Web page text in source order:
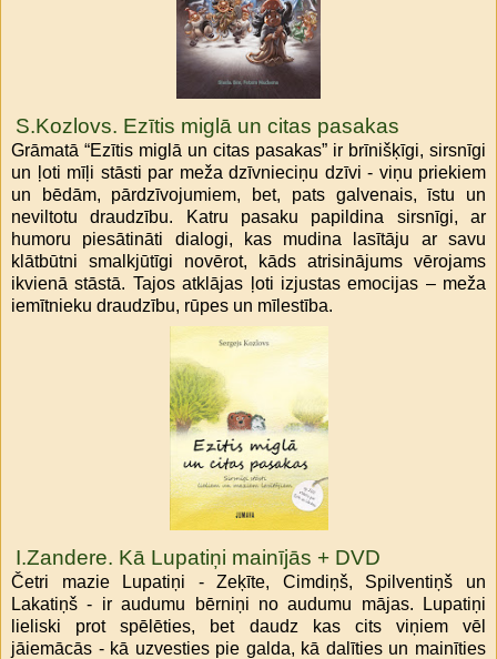
S.Kozlovs. Ezītis miglā un citas pasakas
Grāmatā “Ezītis miglā un citas pasakas” ir brīnišķīgi, sirsnīgi
un ļoti mīļi stāsti par meža dzīvnieciņu dzīvi - viņu priekiem
un bēdām, pārdzīvojumiem, bet, pats galvenais, īstu un
neviltotu draudzību. Katru pasaku papildina sirsnīgi, ar
humoru piesātināti dialogi, kas mudina lasītāju ar savu
klātbūtni smalkjūtīgi novērot, kāds atrisinājums vērojams
ikvienā stāstā. Tajos atklājas ļoti izjustas emocijas – meža
iemītnieku draudzību, rūpes un mīlestība.
I.Zandere. Kā Lupatiņi mainījās + DVD
Četri mazie Lupatiņi - Zeķīte, Cimdiņš, Spilventiņš un
Lakatiņš - ir audumu bērniņi no audumu mājas. Lupatiņi
lieliski prot spēlēties, bet daudz kas cits viņiem vēl
jāiemācās - kā uzvesties pie galda, kā dalīties un mainīties